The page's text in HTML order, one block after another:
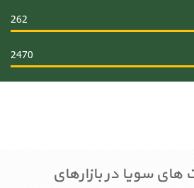
262
2470
سویا در بازارهای